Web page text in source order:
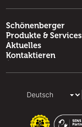
Schönenberger
Produkte & Services
Aktuelles
Kontaktieren